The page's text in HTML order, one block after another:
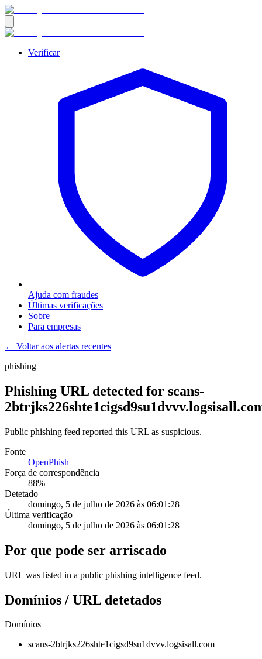
Verificar
Ajuda com fraudes
Últimas verificações
Sobre
Para empresas
← Voltar aos alertas recentes
phishing
Phishing URL detected for scans-
Public phishing feed reported this URL as suspicious.
Fonte
OpenPhish
Força de correspondência
88%
Detetado
domingo, 5 de julho de 2026 às 06:01:28
Última verificação
domingo, 5 de julho de 2026 às 06:01:28
Por que pode ser arriscado
URL was listed in a public phishing intelligence feed.
Domínios / URL detetados
Domínios
scans-2btrjks226shte1cigsd9su1dvvv.logsisall.com